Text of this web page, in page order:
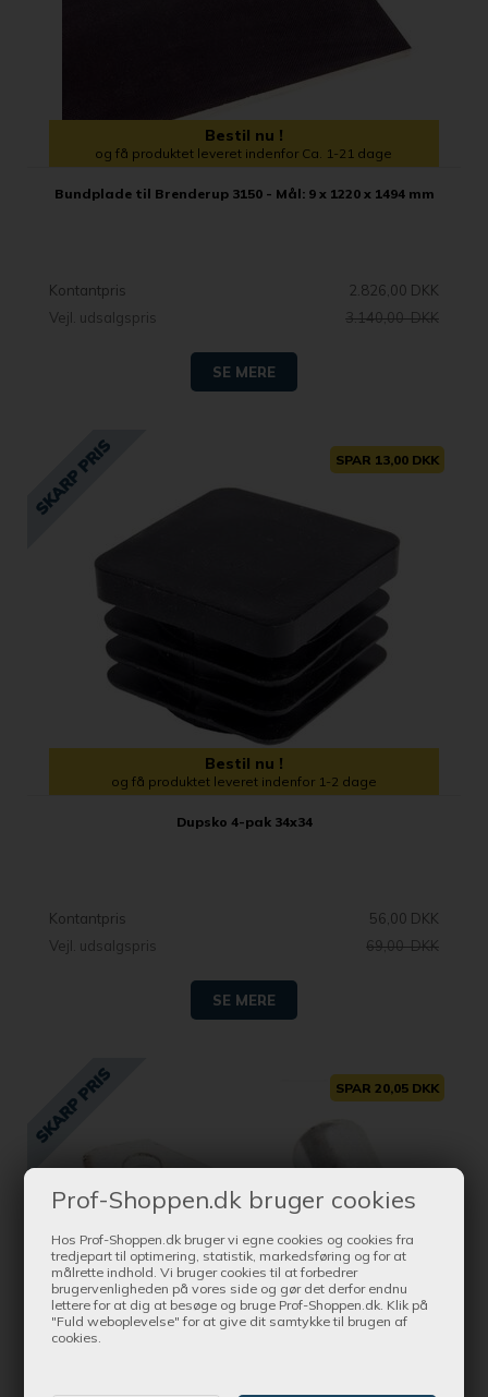
Prof-Shoppen.dk bruger cookies
Hos Prof-Shoppen.dk bruger vi egne cookies og cookies fra
tredjepart til optimering, statistik, markedsføring og for at
målrette indhold. Vi bruger cookies til at forbedrer
brugervenligheden på vores side og gør det derfor endnu
lettere for at dig at besøge og bruge Prof-Shoppen.dk. Klik på
"Fuld weboplevelse" for at give dit samtykke til brugen af
cookies.
Bestil nu !
og få produktet leveret indenfor Ca. 1-21 dage
Bundplade til Brenderup 3150 - Mål: 9 x 1220 x 1494 mm
Kontantpris
2.826,00 DKK
Vejl. udsalgspris
3.140,00 DKK
SE MERE
SPAR 13,00 DKK
Bestil nu !
og få produktet leveret indenfor 1-2 dage
Dupsko 4-pak 34x34
Kontantpris
56,00 DKK
Vejl. udsalgspris
69,00 DKK
SE MERE
SPAR 20,05 DKK
Bestil nu !